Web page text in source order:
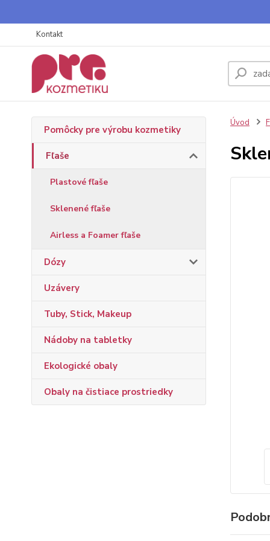
Kontakt
Pomôcky pre výrobu kozmetiky
Fľaše
Plastové fľaše
Sklenené fľaše
Airless a Foamer fľaše
Dózy
Uzávery
Tuby, Stick, Makeup
Nádoby na tabletky
Ekologické obaly
Obaly na čistiace prostriedky
Úvod